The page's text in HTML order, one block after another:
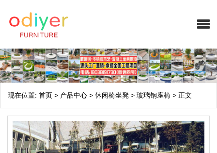
现在位置: 首页 > 产品中心 > 休闲椅坐凳 > 玻璃钢座椅 > 正文